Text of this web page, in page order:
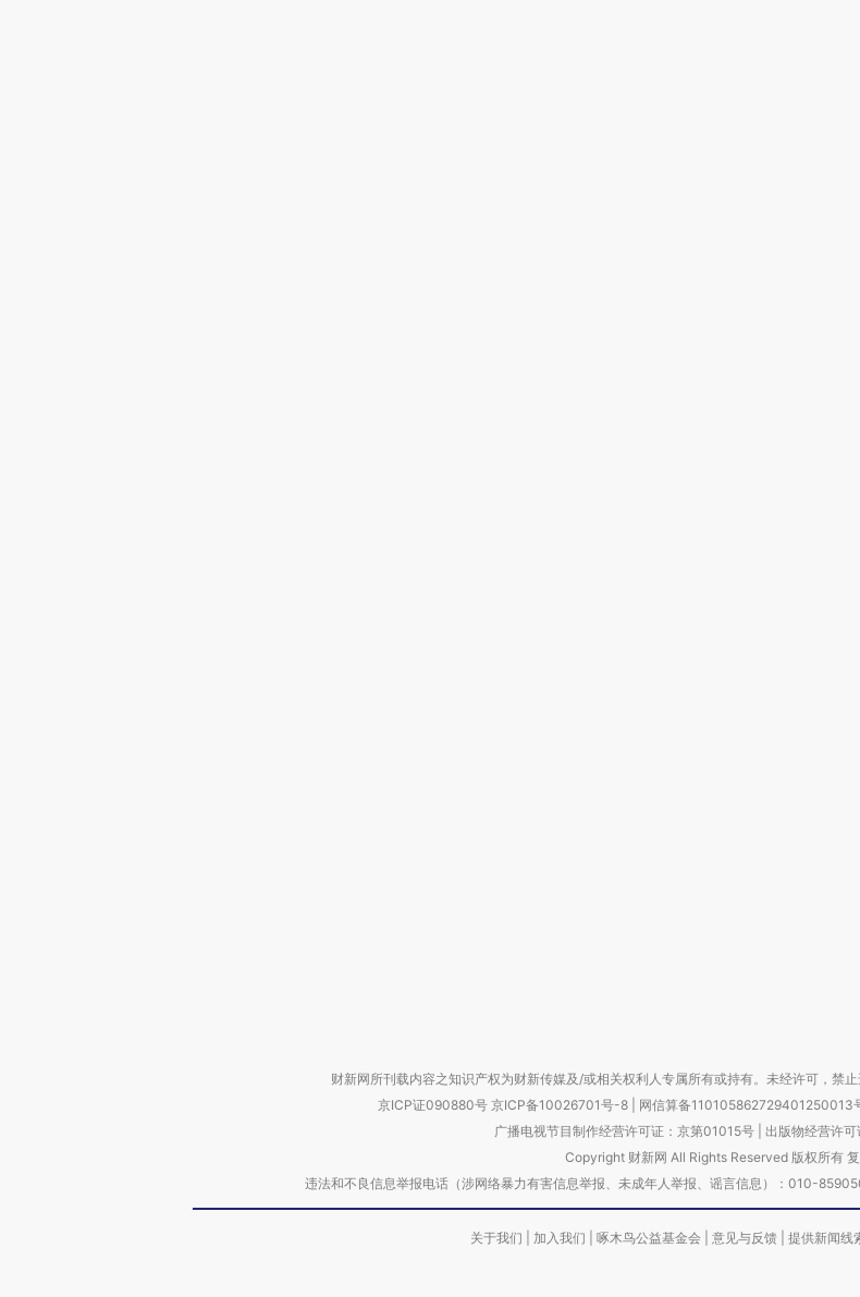
财新网所刊载内容之知识产权为财新传媒及/或相关权利人专属所有或持有。未经许可，禁
京ICP证090880号 京ICP备10026701号-8 网信算备110105862729401250013
广播电视节目制作经营许可证：京第01015号| 出版物经营许
Copyright 财新网 All Rights Reserved 版权所有
违法和不良信息举报电话（涉网络暴力有害信息举报、未成年人举报、谣言信息）：010-
关于我们 加入我们 啄木鸟公益基金会 意见与反馈 提供新闻线